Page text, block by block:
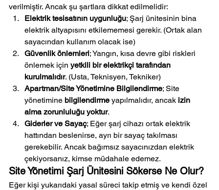
verilmiştir. Ancak şu şartlara dikkat edilmelidir:
Elektrik tesisatının uygunluğu; Şarj ünitesinin bina
elektrik altyapısını etkilememesi gerekir. (Ortak alan
sayacından kullanım olacak ise)
Güvenlik önlemleri; Yangın, kısa devre gibi riskleri
önlemek için yetkili bir elektrikçi tarafından
kurulmalıdır. (Usta, Teknisyen, Tekniker)
Apartman/Site Yönetimine Bilgilendirme; Site
yönetimine bilgilendirme yapılmalıdır, ancak izin
alma zorunluluğu yoktur.
Giderler ve Sayaç; Eğer şarj cihazı ortak elektrik
hattından beslenirse, ayrı bir sayaç takılması
gerekebilir. Ancak bağımsız sayacınızdan elektrik
çekiyorsanız, kimse müdahale edemez.
Site Yönetimi Şarj Ünitesini Sökerse Ne Olur?
Eğer kişi yukarıdaki yasal süreci takip etmiş ve kendi özel